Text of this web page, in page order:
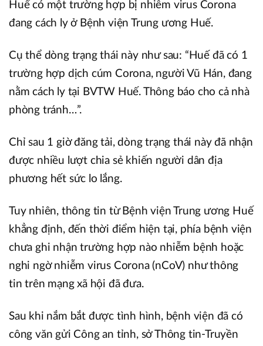
Huế có một trường hợp bị nhiễm virus Corona
đang cách ly ở Bệnh viện Trung ương Huế.
Cụ thể dòng trạng thái này như sau: “Huế đã có 1
trường hợp dịch cúm Corona, người Vũ Hán, đang
nằm cách ly tại BVTW Huế. Thông báo cho cả nhà
phòng tránh…”.
Chỉ sau 1 giờ đăng tải, dòng trạng thái này đã nhận
được nhiều lượt chia sẻ khiến người dân địa
phương hết sức lo lắng.
Tuy nhiên, thông tin từ Bệnh viện Trung ương Huế
khẳng định, đến thời điểm hiện tại, phía bệnh viện
chưa ghi nhận trường hợp nào nhiễm bệnh hoặc
nghi ngờ nhiễm virus Corona (nCoV) như thông
tin trên mạng xã hội đã đưa.
Sau khi nắm bắt được tình hình, bệnh viện đã có
công văn gửi Công an tỉnh, sở Thông tin-Truyền